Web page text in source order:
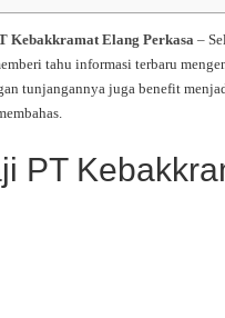
Kebakkramat Elang Perkasa–
tahu informasi terbaru
tunjangannya juga benefit
PT